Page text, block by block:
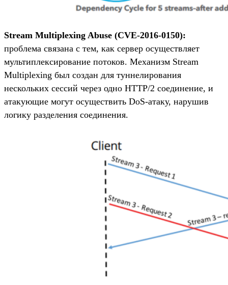
Stream Multiplexing Abuse (CVE-2016-0150):
проблема связана с тем, как сервер осуществляет
мультиплексирование потоков. Механизм Stream
Multiplexing был создан для туннелирования
нескольких сессий через одно HTTP/2 соединение, и
атакующие могут осуществить DoS-атаку, нарушив
логику разделения соединения.